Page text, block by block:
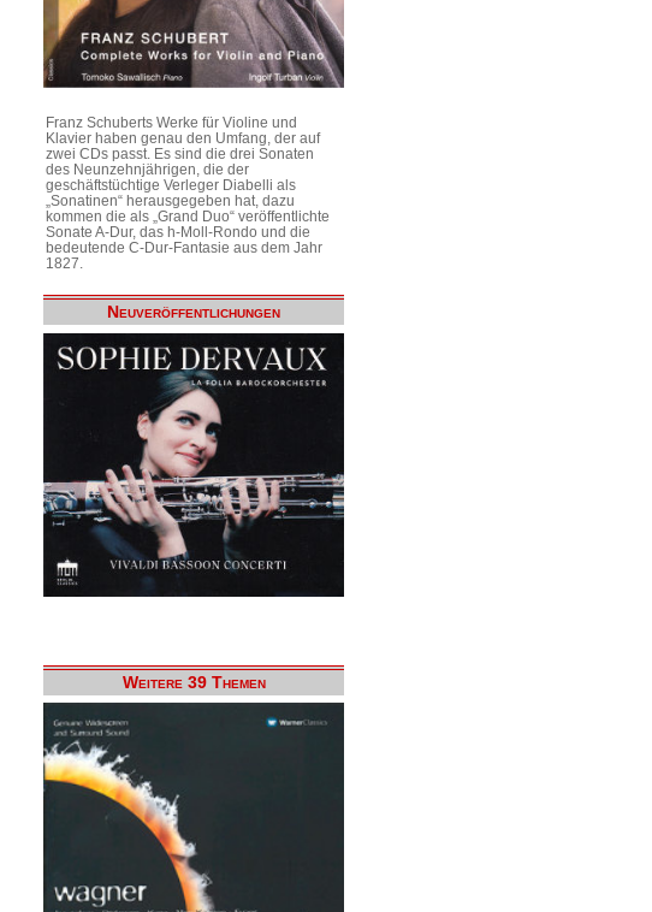
Franz Schuberts Werke für Violine und
Klavier haben genau den Umfang, der auf
zwei CDs passt. Es sind die drei Sonaten
des Neunzehnjährigen, die der
geschäftstüchtige Verleger Diabelli als
„Sonatinen“ herausgegeben hat, dazu
kommen die als „Grand Duo“ veröffentlichte
Sonate A-Dur, das h-Moll-Rondo und die
bedeutende C-Dur-Fantasie aus dem Jahr
1827.
Neuveröffentlichungen
Weitere 39 Themen